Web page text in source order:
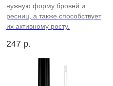
нужную форму бровей и
ресниц, а также способствует
их активному росту.
247 р.